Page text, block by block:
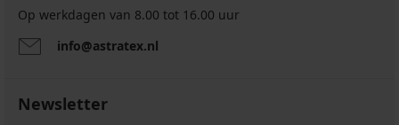
BESTSELLER
Op werkdagen van 8.00 tot 16.00 uur
info@astratex.nl
Newsletter